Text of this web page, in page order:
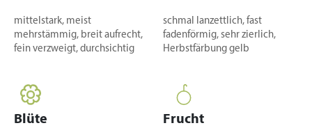
mittelstark, meist
mehrstämmig, breit aufrecht,
fein verzweigt, durchsichtig
schmal lanzettlich, fast
fadenförmig, sehr zierlich,
Herbstfärbung gelb
Blüte Frucht